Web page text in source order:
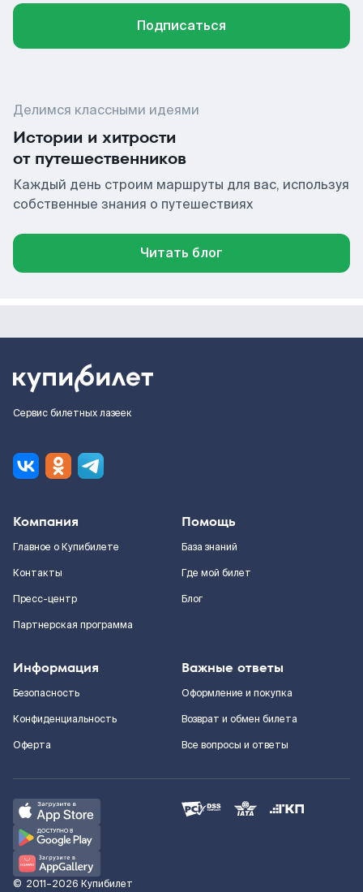
Подписаться
Делимся классными идеями
Истории и хитрости
от путешественников
Каждый день строим маршруты для вас, используя
собственные знания о путешествиях
Читать блог
Сервис билетных лазеек
Компания
Главное о Купибилете
Контакты
Пресс-центр
Партнерская программа
Помощь
База знаний
Где мой билет
Блог
Информация
Безопасность
Конфиденциальность
Оферта
Важные ответы
Оформление и покупка
Возврат и обмен билета
Все вопросы и ответы
© 2011–2026 Купибилет